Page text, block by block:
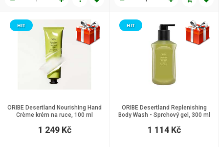
ORIBE Desertland Nourishing Hand
Crème krém na ruce, 100 ml
HIT
1 249 Kč
ORIBE Desertland Replenishing
Body Wash - Sprchový gel, 300 ml
HIT
1 114 Kč